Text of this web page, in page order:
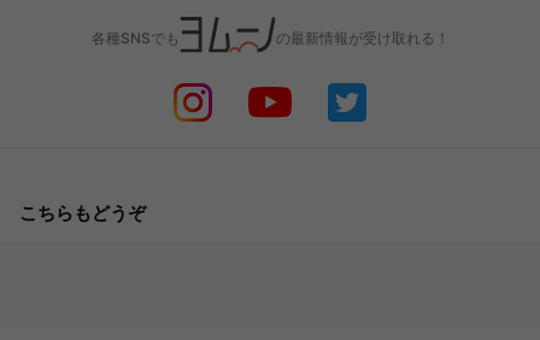
各種SNSでも の最新情報が受け取れる！
こちらもどうぞ